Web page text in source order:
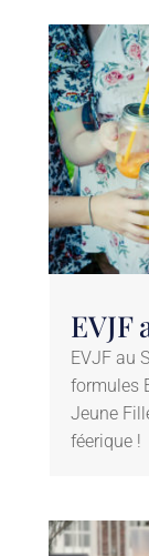
EVJF
EVJF au
formules
Jeune
féerique !